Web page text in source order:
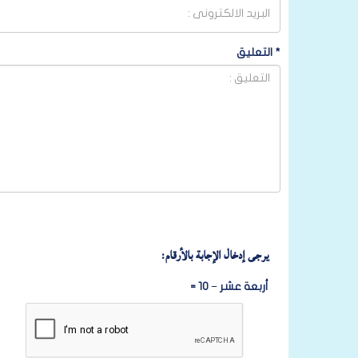
* التعليق
يرجى إدخال الإجابة بالأرقام:
أربعة عشر − 10 =